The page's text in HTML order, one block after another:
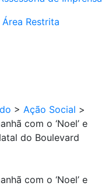
Área Restrita
> Ação Social >
com o ‘Noel’ e
do Boulevard
com o ‘Noel’ e